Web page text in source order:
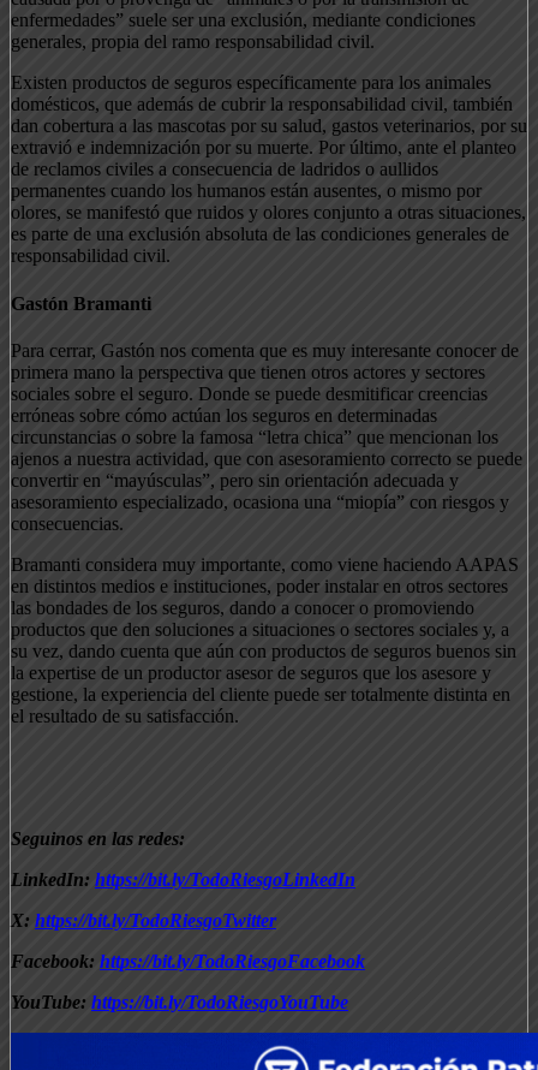
enfermedades” suele ser una exclusión, mediante condiciones
generales, propia del ramo responsabilidad civil.
Existen productos de seguros específicamente para los animales
domésticos, que además de cubrir la responsabilidad civil, también
dan cobertura a las mascotas por su salud, gastos veterinarios, por su
extravió e indemnización por su muerte. Por último, ante el planteo
de reclamos civiles a consecuencia de ladridos o aullidos
permanentes cuando los humanos están ausentes, o mismo por
olores, se manifestó que ruidos y olores conjunto a otras situaciones,
es parte de una exclusión absoluta de las condiciones generales de
responsabilidad civil.
Gastón Bramanti
Para cerrar, Gastón nos comenta que es muy interesante conocer de
primera mano la perspectiva que tienen otros actores y sectores
sociales sobre el seguro. Donde se puede desmitificar creencias
erróneas sobre cómo actúan los seguros en determinadas
circunstancias o sobre la famosa “letra chica” que mencionan los
ajenos a nuestra actividad, que con asesoramiento correcto se puede
convertir en “mayúsculas”, pero sin orientación adecuada y
asesoramiento especializado, ocasiona una “miopía” con riesgos y
consecuencias.
Bramanti considera muy importante, como viene haciendo AAPAS
en distintos medios e instituciones, poder instalar en otros sectores
las bondades de los seguros, dando a conocer o promoviendo
productos que den soluciones a situaciones o sectores sociales y, a
su vez, dando cuenta que aún con productos de seguros buenos sin
la expertise de un productor asesor de seguros que los asesore y
gestione, la experiencia del cliente puede ser totalmente distinta en
el resultado de su satisfacción.
Seguinos en las redes:
LinkedIn: https://bit.ly/TodoRiesgoLinkedIn
X: https://bit.ly/TodoRiesgoTwitter
Facebook: https://bit.ly/TodoRiesgoFacebook
YouTube: https://bit.ly/TodoRiesgoYouTube